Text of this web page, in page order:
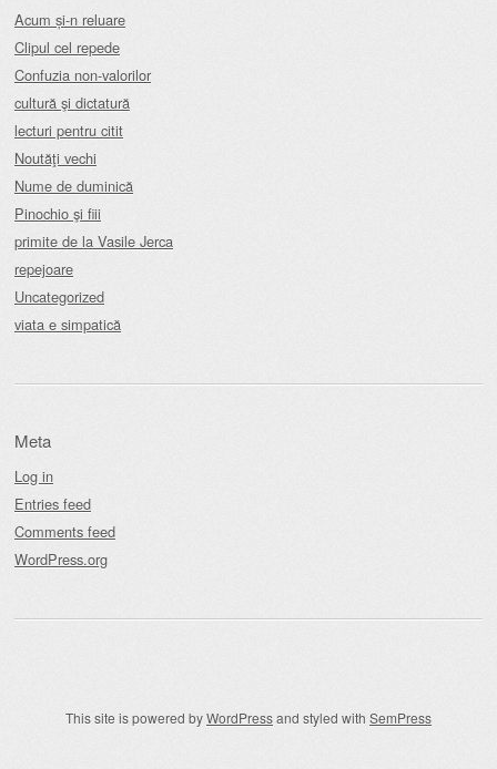
Acum și-n reluare
Clipul cel repede
Confuzia non-valorilor
cultură şi dictatură
lecturi pentru citit
Noutăţi vechi
Nume de duminică
Pinochio şi fiii
primite de la Vasile Jerca
repejoare
Uncategorized
viata e simpatică
Meta
Log in
Entries feed
Comments feed
WordPress.org
This site is powered byWordPressand styled with SemPress